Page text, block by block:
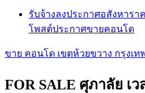
รับจ้างลงประกาศอสังหาร
โพสต์ประกาศขายคอนโด
ขาย คอนโด เขตห้วยขวาง กรุงเท
FOR SALE ศุภาลัย เ